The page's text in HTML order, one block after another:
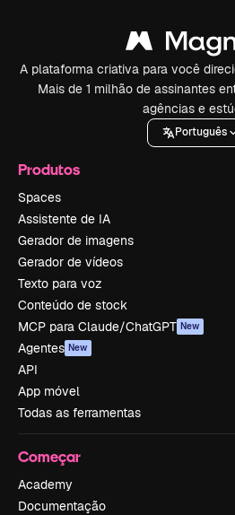
A plataforma criativa para você
Mais de 1 milhão de assinantes
agências e
Português
Produtos
Spaces
Assistente de IA
Gerador de imagens
Gerador de vídeos
Texto para voz
Conteúdo de stock
MCP para Claude/ChatGPT New
Agentes New
API
App móvel
Todas as ferramentas
Começar
Academy
Documentação